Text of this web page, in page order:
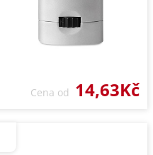
Cena od 14,63Kč